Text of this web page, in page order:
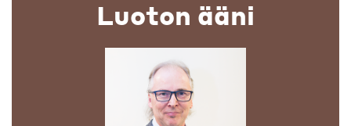
Luoton ääni